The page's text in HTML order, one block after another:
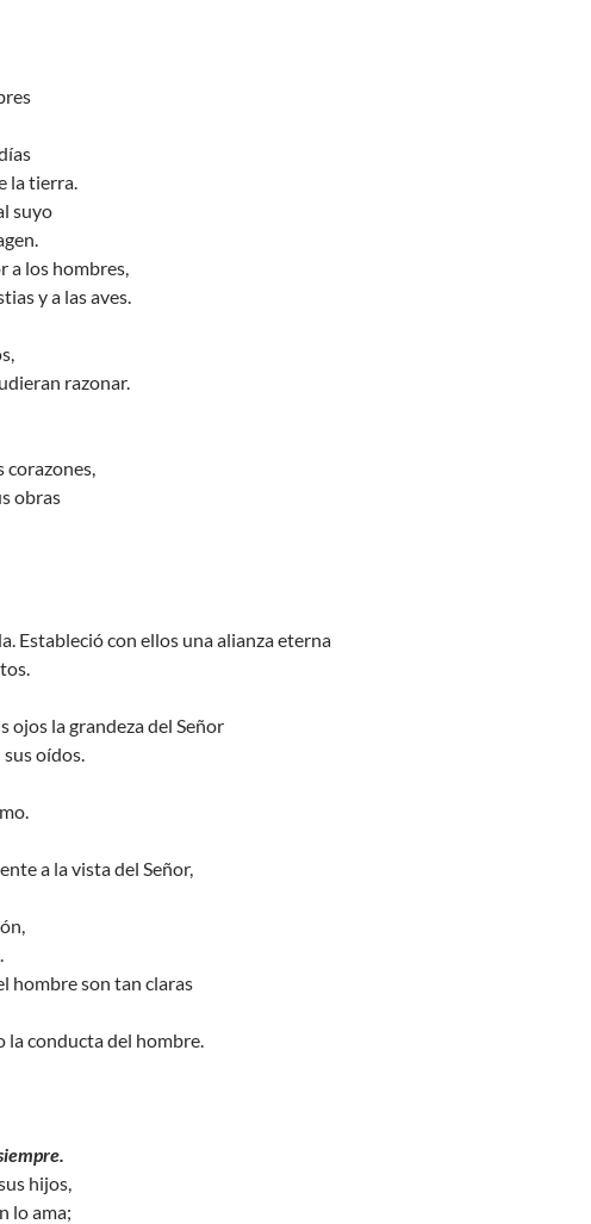
la tierra.
suyo
a los hombres,
y a las aves.
razonar.
corazones,
obras
Estableció con ellos una alianza eterna
ojos la grandeza del Señor
oídos.
a la vista del Señor,
hombre son tan claras
la conducta del hombre.
hijos,
lo ama;